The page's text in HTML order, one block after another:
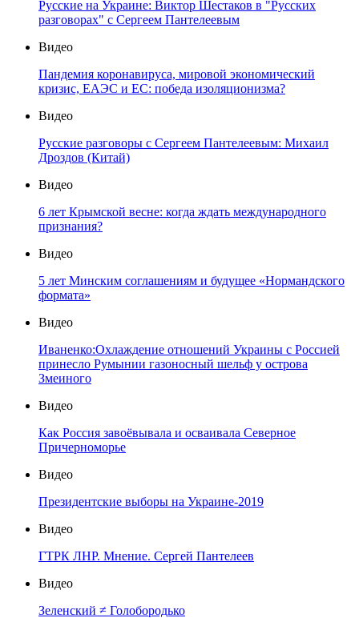
Русские на Украине: Виктор Шестаков в "Русских
разговорах" с Сергеем Пантелеевым
Видео
Пандемия коронавируса, мировой экономический
кризис, ЕАЭС и ЕС: победа изоляционизма?
Видео
Русские разговоры с Сергеем Пантелеевым: Михаил
Дроздов (Китай)
Видео
6 лет Крымской весне: когда ждать международного
признания?
Видео
5 лет Минским соглашениям и будущее «Нормандского
формата»
Видео
Иваненко:Охлаждение отношений Украины с Россией
принесло Румынии газоносный шельф у острова
Змеиного
Видео
Как Россия завоёвывала и осваивала Северное
Причерноморье
Видео
Президентские выборы на Украине-2019
Видео
ГТРК ЛНР. Мнение. Сергей Пантелеев
Видео
Зеленский ≠ Голобородько